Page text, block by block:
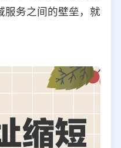
服务之间的壁垒，就